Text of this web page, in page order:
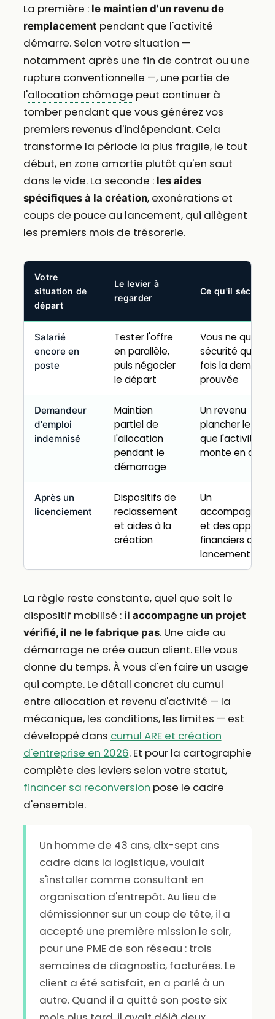
La première : le maintien d'un revenu de
remplacement pendant que l'activité
démarre. Selon votre situation —
notamment après une fin de contrat ou une
rupture conventionnelle —, une partie de
l'allocation chômage peut continuer à
tomber pendant que vous générez vos
premiers revenus d'indépendant. Cela
transforme la période la plus fragile, le tout
début, en zone amortie plutôt qu'en saut
dans le vide. La seconde : les aides
spécifiques à la création, exonérations et
coups de pouce au lancement, qui allègent
les premiers mois de trésorerie.
Votre
situation de
départ
Le levier à
regarder
Ce qu'il sécurise
Salarié
encore en
poste
Tester l'offre
en parallèle,
puis négocier
le départ
Vous ne quittez
sécurité qu'une
fois la demande
prouvée
Demandeur
d'emploi
indemnisé
Maintien
partiel de
l'allocation
pendant le
démarrage
Un revenu
plancher le
que l'activité
monte en
Après un
licenciement
Dispositifs de
reclassement
et aides à la
création
Un
et des appuis
financiers au
lancement
La règle reste constante, quel que soit le
dispositif mobilisé : il accompagne un projet
vérifié, il ne le fabrique pas. Une aide au
démarrage ne crée aucun client. Elle vous
donne du temps. À vous d'en faire un usage
qui compte. Le détail concret du cumul
entre allocation et revenu d'activité — la
mécanique, les conditions, les limites — est
développé dans cumul ARE et création
d'entreprise en 2026. Et pour la cartographie
complète des leviers selon votre statut,
financer sa reconversion pose le cadre
d'ensemble.
Un homme de 43 ans, dix-sept ans
cadre dans la logistique, voulait
s'installer comme consultant en
organisation d'entrepôt. Au lieu de
démissionner sur un coup de tête, il a
accepté une première mission le soir,
pour une PME de son réseau : trois
semaines de diagnostic, facturées. Le
client a été satisfait, en a parlé à un
autre. Quand il a quitté son poste six